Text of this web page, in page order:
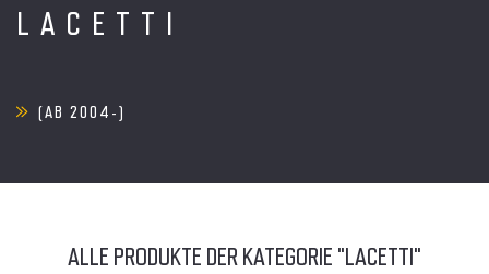
LACETTI
(AB 2004-)
ALLE PRODUKTE DER KATEGORIE "LACETTI"